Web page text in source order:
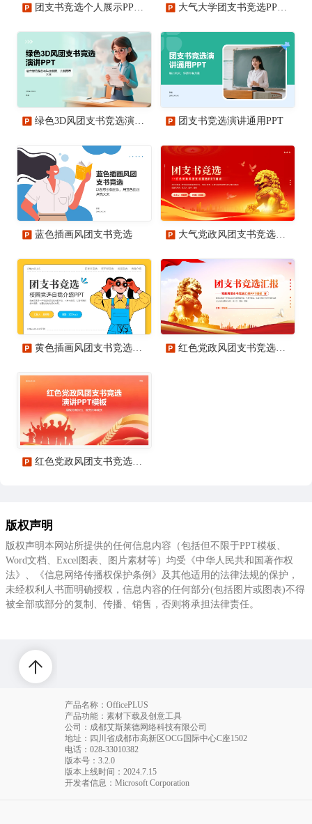
团支书竞选演讲通用PPT
蓝色插画风团支书竞选
版权声明
版权声明本网站所提供的任何信息内容（包括但不限于PPT模板、
Word文档、Excel图表、图片素材等）均受《中华人民共和国著作权
法》、《信息网络传播权保护条例》及其他适用的法律法规的保护，
未经权利人书面明确授权，信息内容的任何部分(包括图片或图表)不得
被全部或部分的复制、传播、销售，否则将承担法律责任。
产品名称：OfficePLUS
产品功能：素材下载及创意工具
公司：成都艾斯莱德网络科技有限公司
地址：四川省成都市高新区OCG国际中心C座1502
电话 ：028-33010382
版本号：3.2.0
版本上线时间：2024.7.15
开发者信息：Microsoft Corporation